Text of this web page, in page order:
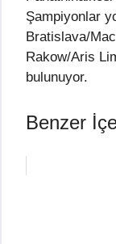
Şampiyonlar
Bratislava/
Rakow/Aris
bulunuyor.
Benzer